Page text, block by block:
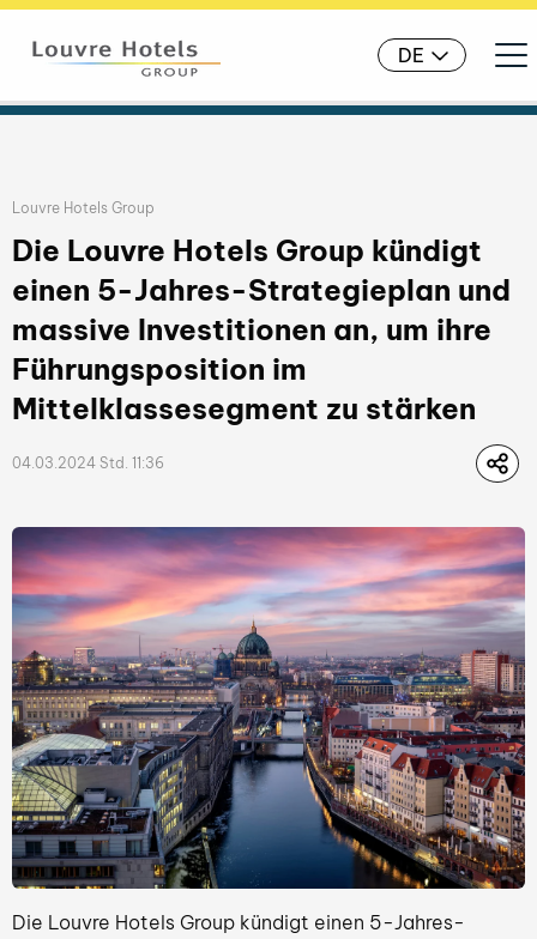
DE
Die Louvre Hotels Group kündigt
einen 5-Jahres-Strategieplan und
massive Investitionen an, um ihre
Führungsposition im
Mittelklassesegment zu stärken
Liste der Publikationskategorien
Louvre Hotels Group
04.03.2024 Std. 11:36
Die Louvre Hotels Group kündigt einen 5-Jahres-